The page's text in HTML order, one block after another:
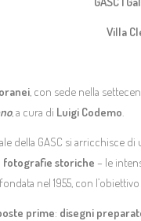
Villa
, con sede nella
, a cura di Luigi Codemo.
della GASC si arricchisce
fotografie storiche – le
nel 1955, con
prime: disegni